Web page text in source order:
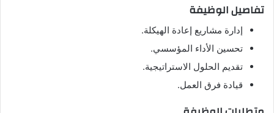
تفاصيل الوظيفة
إدارة مشاريع إعادة الهيكلة.
تحسين الأداء المؤسسي.
تقديم الحلول الاستراتيجية.
قيادة فرق العمل.